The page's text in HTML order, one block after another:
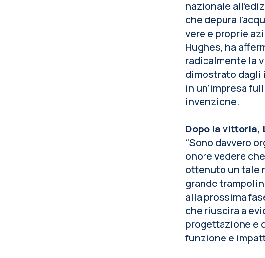
nazionale
che depura
vere e proprie
Hughes, ha
radicalmente la
dimostrato dagli
in un’impresa
invenzione.
Dopo la vittoria,
“Sono davvero
onore vedere
ottenuto un tale
grande
alla prossima
che riuscirа a
progettazione e
funzione e